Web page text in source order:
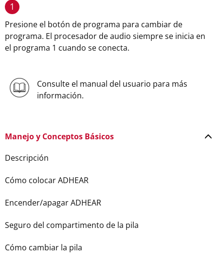
1
Presione el botón de programa para cambiar de
programa. El procesador de audio siempre se inicia en
el programa 1 cuando se conecta.
Consulte el manual del usuario para más
información.
Manejo y Conceptos Básicos
Descripción
Cómo colocar ADHEAR
Encender/apagar ADHEAR
Seguro del compartimento de la pila
Cómo cambiar la pila